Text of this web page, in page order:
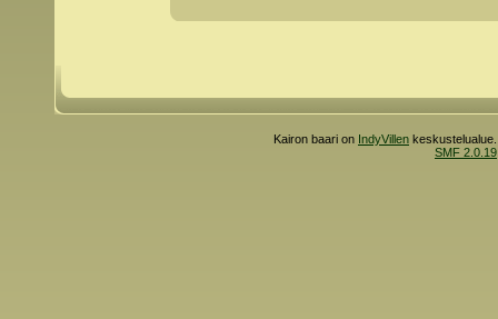
Kairon baari on IndyVillen
SMF 2.0.19